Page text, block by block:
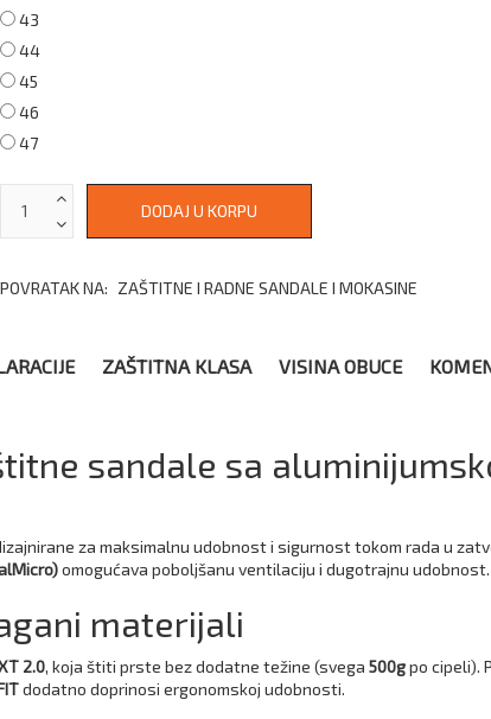
43
44
45
46
47
POVRATAK NA: ZAŠTITNE I RADNE SANDALE I MOKASINE
ZAŠTITNA KLASA VISINA OBUCE
sandale sa
za maksimalnu udobnost i sigurnost tokom rada u
omogućava poboljšanu ventilaciju i dugotrajnu udobnost.
materijali
2.0, koja štiti prste bez dodatne težine (svega 500gpo cipeli).
dodatno doprinosi ergonomskoj udobnosti.